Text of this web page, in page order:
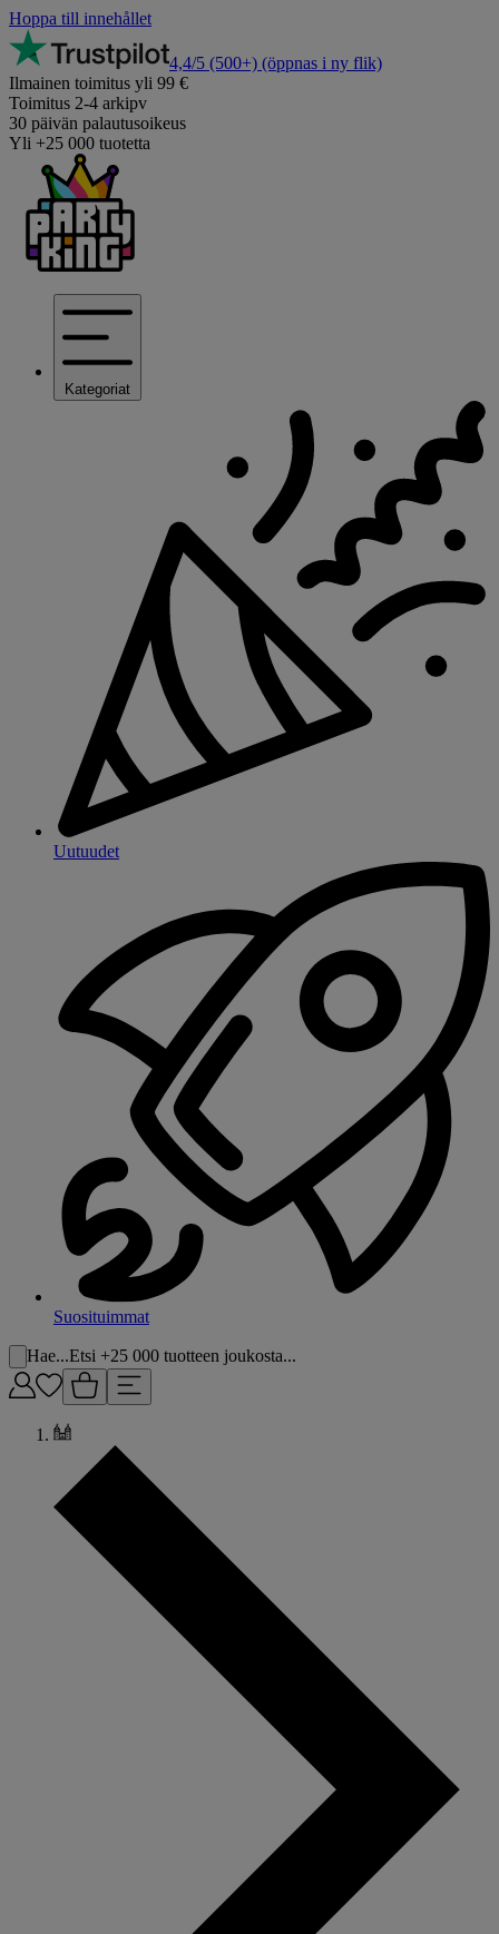
Hoppa till innehållet
4,4/5 (500+) (öppnas i ny flik)
Ilmainen toimitus yli 99 €
Toimitus 2-4 arkipv
30 päivän palautusoikeus
Yli +25 000 tuotetta
Kategoriat
Uutuudet
Suosituimmat
Hae...Etsi +25 000 tuotteen joukosta...